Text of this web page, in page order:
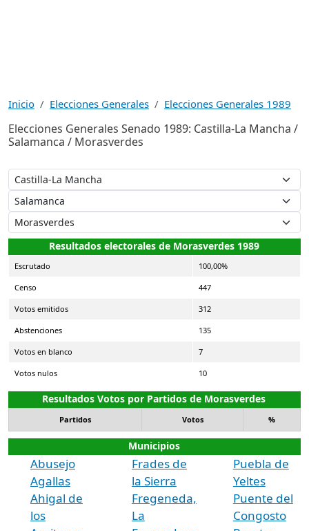
Inicio Elecciones Generales Elecciones Generales 1989
Elecciones Generales Senado 1989: Castilla-La Mancha /
Salamanca / Morasverdes
Resultados electorales de Morasverdes 1989
Escrutado 100,00%
Censo 447
Votos emitidos 312
Abstenciones 135
Votos en blanco 7
Votos nulos 10
Resultados Votos por Partidos de Morasverdes
Partidos Votos %
Municipios
Abusejo
Agallas
Ahigal de
los
Frades de
la Sierra
Fregeneda,
La
Puebla de
Yeltes
Puente del
Congosto